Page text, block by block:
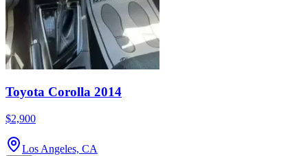
Toyota Corolla 2014
$2,900
Los Angeles, CA